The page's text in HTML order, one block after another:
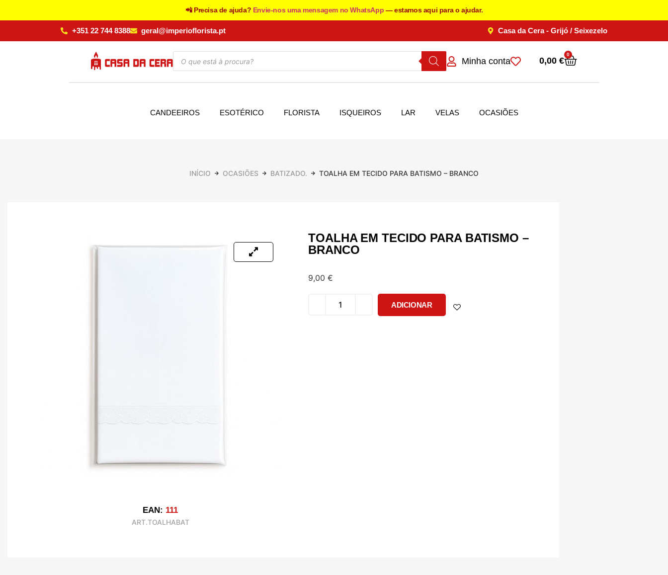
📲 Precisa de ajuda? Envie-nos uma mensagem no WhatsApp — estamos aqui para o ajudar.
+351 22 744 8388 geral@imperioflorista.pt Casa da Cera - Grijó / Seixezelo
Minha conta 0,00 €
0
CANDEEIROS ESOTÉRICO FLORISTA ISQUEIROS LAR VELAS OCASIÕES
INÍCIO OCASIÕES BATIZADO. TOALHA EM TECIDO PARA BATISMO – BRANCO
EAN: 111
ART.TOALHABAT
TOALHA EM TECIDO PARA BATISMO –
BRANCO
9,00 €
ADICIONAR